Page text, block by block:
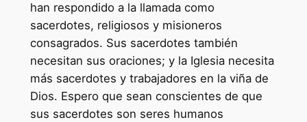
han respondido a la llamada como
sacerdotes, religiosos y misioneros
consagrados. Sus sacerdotes también
necesitan sus oraciones; y la Iglesia necesita
más sacerdotes y trabajadores en la viña de
Dios. Espero que sean conscientes de que
sus sacerdotes son seres humanos